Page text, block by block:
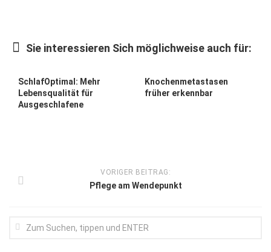
Forum Gesundheit
Sehen
Innovationen
Lebensart
Sie interessieren Sich möglichweise auch für:
SchlafOptimal: Mehr
Lebensqualität für
Ausgeschlafene
Knochenmetastasen
früher erkennbar
VORIGER BEITRAG:
Pflege am Wendepunkt